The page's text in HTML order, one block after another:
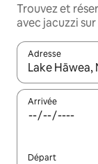
Trouvez et
avec jacuzzi
Adresse
Lorsque les
Arrivée
Départ